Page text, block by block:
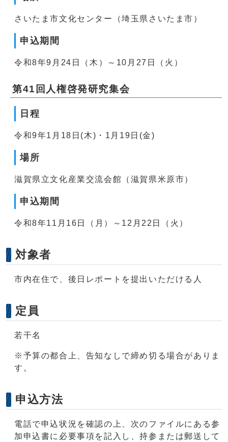
さいたま市文化センター（埼玉県さいたま市）
申込期間
令和8年9月24日（木）～10月27日（火）
第41回人権啓発研究集会
日程
令和9年1月18日(木)・1月19日(金)
場所
滋賀県立文化産業交流会館（滋賀県米原市）
申込期間
令和8年11月16日（月）～12月22日（火）
対象者
市内在住で、後日レポートを提出いただける人
定員
若干名
※予算の都合上、告知なしで締め切る場合がありま
す。
申込方法
電話で申込状況を確認の上、次のファイルにある参
加申込書に必要事項を記入し、持参または郵送して